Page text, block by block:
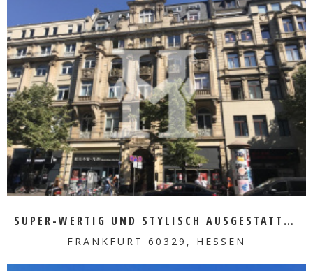
MEHR ERFAHREN
SUPER-WERTIG UND STYLISCH AUSGESTATTETE FLÄCHE
FRANKFURT 60329, HESSEN